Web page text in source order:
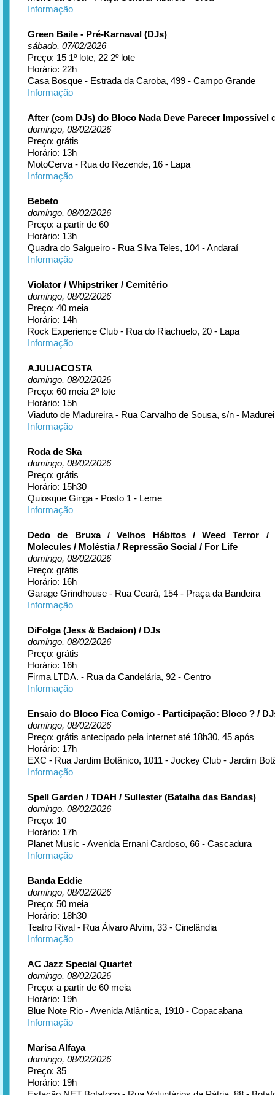
Informação
Green Baile - Pré-Karnaval (DJs)
sábado, 07/02/2026
Preço: 15 1º lote, 22 2º lote
Horário: 22h
Casa Bosque - Estrada da Caroba, 499 - Campo Grande
Informação
After (com DJs) do Bloco Nada Deve Parecer Impossível
domingo, 08/02/2026
Preço: grátis
Horário: 13h
MotoCerva - Rua do Rezende, 16 - Lapa
Informação
Bebeto
domingo, 08/02/2026
Preço: a partir de 60
Horário: 13h
Quadra do Salgueiro - Rua Silva Teles, 104 - Andaraí
Informação
Violator / Whipstriker / Cemitério
domingo, 08/02/2026
Preço: 40 meia
Horário: 14h
Rock Experience Club - Rua do Riachuelo, 20 - Lapa
Informação
AJULIACOSTA
domingo, 08/02/2026
Preço: 60 meia 2º lote
Horário: 15h
Viaduto de Madureira - Rua Carvalho de Sousa, s/n -
Informação
Roda de Ska
domingo, 08/02/2026
Preço: grátis
Horário: 15h30
Quiosque Ginga - Posto 1 - Leme
Informação
Dedo de Bruxa / Velhos Hábitos / Weed Terror /
Molecules / Moléstia / Repressão Social / For Life
domingo, 08/02/2026
Preço: grátis
Horário: 16h
Garage Grindhouse - Rua Ceará, 154 - Praça da Bandeira
Informação
DiFolga (Jess & Badaion) / DJs
domingo, 08/02/2026
Preço: grátis
Horário: 16h
Firma LTDA. - Rua da Candelária, 92 - Centro
Informação
Ensaio do Bloco Fica Comigo - Participação: Bloco ? /
domingo, 08/02/2026
Preço: grátis antecipado pela internet até 18h30, 45 após
Horário: 17h
EXC - Rua Jardim Botânico, 1011 - Jockey Club - Jardim
Informação
Spell Garden / TDAH / Sullester (Batalha das Bandas)
domingo, 08/02/2026
Preço: 10
Horário: 17h
Planet Music - Avenida Ernani Cardoso, 66 - Cascadura
Informação
Banda Eddie
domingo, 08/02/2026
Preço: 50 meia
Horário: 18h30
Teatro Rival - Rua Álvaro Alvim, 33 - Cinelândia
Informação
AC Jazz Special Quartet
domingo, 08/02/2026
Preço: a partir de 60 meia
Horário: 19h
Blue Note Rio - Avenida Atlântica, 1910 - Copacabana
Informação
Marisa Alfaya
domingo, 08/02/2026
Preço: 35
Horário: 19h